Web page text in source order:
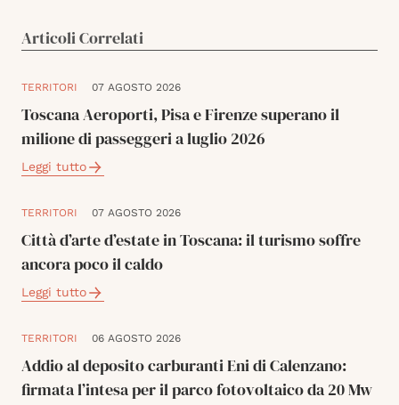
Articoli Correlati
TERRITORI 07 AGOSTO 2026
Toscana Aeroporti, Pisa e Firenze superano il
milione di passeggeri a luglio 2026
Leggi tutto
TERRITORI 07 AGOSTO 2026
Città d’arte d’estate in Toscana: il turismo soffre
ancora poco il caldo
Leggi tutto
TERRITORI 06 AGOSTO 2026
Addio al deposito carburanti Eni di Calenzano:
firmata l’intesa per il parco fotovoltaico da 20 Mw